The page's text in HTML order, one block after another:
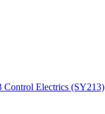
Control Electrics (SY213)